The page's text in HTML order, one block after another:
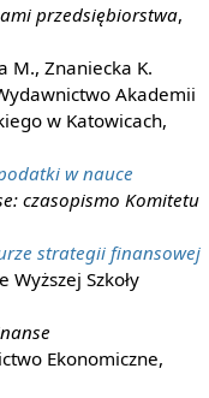
przedsiębiorstwa,
M., Znaniecka K.
Akademii
w Katowicach,
w nauce
czasopismo Komitetu
strategii finansowej
Wyższej Szkoły
Ekonomiczne,